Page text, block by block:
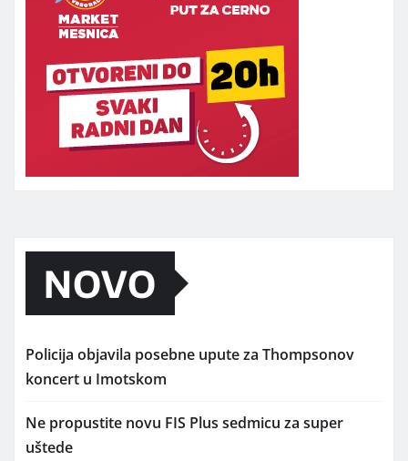
NOVO
Policija objavila posebne upute za Thompsonov
koncert u Imotskom
Ne propustite novu FIS Plus sedmicu za super
uštede